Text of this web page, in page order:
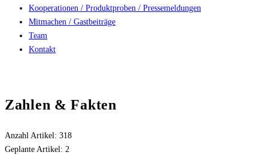
Kooperationen / Produktproben / Pressemeldungen
Mitmachen / Gastbeiträge
Team
Kontakt
Zahlen & Fakten
Anzahl Artikel: 318
Geplante Artikel: 2